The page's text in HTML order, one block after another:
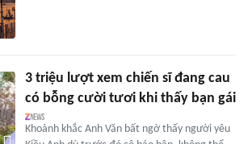
3 triệu lượt xem chiến sĩ đang cau
có bỗng cười tươi khi thấy bạn gái
Khoảnh khắc Anh Văn bất ngờ thấy người yêu